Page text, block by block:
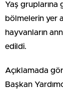
Yaş gruplarına
bölmelerin yer
hayvanların
edildi.
Açıklamada
Başkan